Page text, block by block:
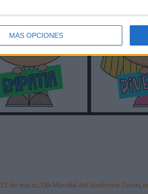
MÁS OPCIONES
21 de marzo, Día Mundial del Síndrome Down,